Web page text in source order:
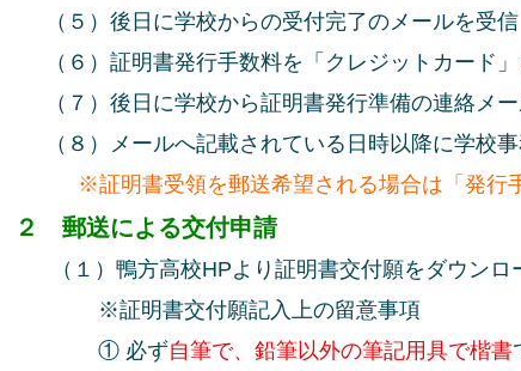
（５）後日に学校からの受付完了のメールを受信
（６）証明書発行手数料を「クレジットカード」
（７）後日に学校から証明書発行準備の連絡メー
（８）メールへ記載されている日時以降に学校事
※証明書受領を郵送希望される場合は「発行
２ 郵送による交付申請
（１）鴨方高校HPより証明書交付願をダウンロ
※証明書交付願記入上の留意事項
① 必ず自筆で、鉛筆以外の筆記用具で楷書